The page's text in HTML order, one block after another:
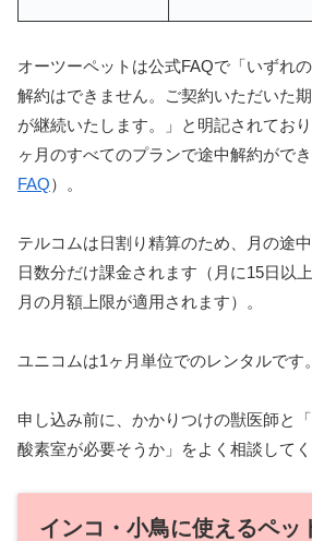
オーツーペットは公式FAQで「いずれ
解約はできません。ご契約いただいた
が継続いたします。」と明記されてお
ヶ月のすべてのプランで途中解約がで
FAQ）。
テルコムは日割り精算のため、月の途
日数分だけ課金されます（月に15日以
月の月額上限が適用されます）。
ユニコムは1ヶ月単位でのレンタルです。
申し込み前に、かかりつけの獣医師と
酸素室が必要そうか」をよく相談してく
インコ・小鳥に使えるペッ